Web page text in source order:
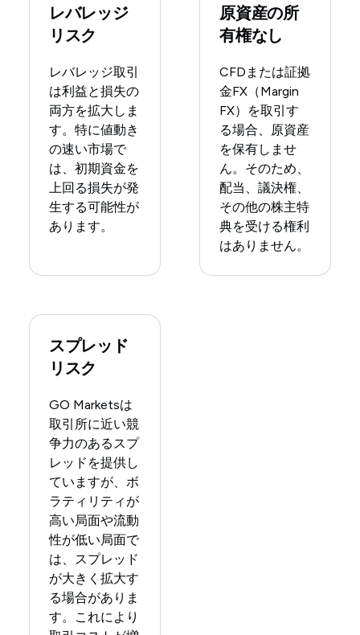
レバレッジ
リスク
レバレッジ取引
は利益と損失の
両方を拡大しま
す。特に値動き
の速い市場で
は、初期資金を
上回る損失が発
生する可能性が
あります。
原資産の所
有権なし
CFDまたは証拠
金FX（Margin
FX）を取引す
る場合、原資産
を保有しませ
ん。そのため、
配当、議決権、
その他の株主特
典を受ける権利
はありません。
スプレッド
リスク
GO Marketsは
取引所に近い競
争力のあるスプ
レッドを提供し
ていますが、ボ
ラティリティが
高い局面や流動
性が低い局面で
は、スプレッド
が大きく拡大す
る場合がありま
す。これにより